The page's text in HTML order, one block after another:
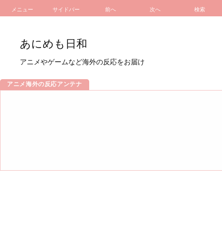
メニュー サイドバー 前へ 次へ 検索
あにめも日和
アニメやゲームなど海外の反応をお届け
アニメ海外の反応アンテナ